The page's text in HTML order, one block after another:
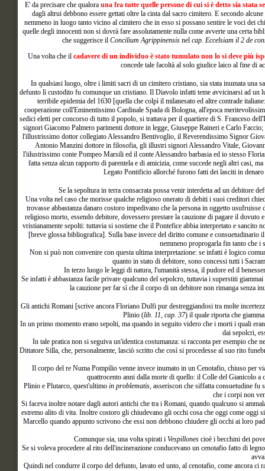
E' da precisare che qualora una fra tutte quelle persone di cui si è detto sia stata
dagli altrui debbono essere gettati oltre la cinta dal sacro cimitero. E secondo
nemmeno in luogo tanto vicino al cimitero che in esso si possano sentire le voci dei
quelle degli innocenti non si dovrà fare assolutamente nulla come avverte una certa
che suggerisce il Concilium Agrippinensis nel cap. Eccelsiam il 2 de
Una volta che il cadavere di un individuo è stato tumulato non lo si deve più
concede tale facoltà al solo giudice laico al fine di
In qualsiasi luogo, oltre i limiti sacri di un cimitero cristiano, sia stata inumata una
defunto lì custodito fu comunque un cristiano. Il Diavolo infatti teme avvicinarsi ad un
terribile epidemia del 1630 [quella che colpì il milanesato ed altre contrade
cooperazione coll'Eminentissimo Cardinale Spada di Bologna, all'epoca
sedici eletti per concorso di tutto il popolo, si trattava per il quartiere di S. Franceso
signori Giacomo Palmero parimenti dottore in legge, Giuseppe Raineri e Carlo
l'illustrissimo dottor collegiato Alessandro Bentivoglio, il Reverendissimo Signor
Antonio Manzini dottore in filosofia, gli illustri signori Alessandro Vitale,
l'iilustrissimo conte Pompeo Marsili ed il conte Alessandro barbasia ed io stesso
fatta senza alcun rapporto di parentela e di amicizia, come succede negli altri casi,
Legato Pontificio allorché furono fatti dei lasciti in
Se la sepoltura in terra consacrata possa venir interdetta ad un debitore
Una volta nel caso che morisse qualche religioso onerato di debiti i suoi creditori
trovasse abbastanza danaro costoro impedivano che la persona in oggetto
religioso morto, essendo debitore, dovessero prestare la cauzione di pagare il
vristianamente sepolti: tuttavia si sostiene che il Pontefice abbia interpretato e
[breve glossa bibliografica]. Sulla base invece del diritto comune e
nemmeno proprogarla fin tanto che
Non si può non convenire con questa ultima interpretazione: se infatti è logico
quanto in stato di debitore, sono concessi tutti i
In terzo luogo le leggi di natura, l'umanità stessa, il pudore ed il
Se infatti è abbastanza facile privare qualcuno del sepolcro, tuttavia i superstiti
la cauzione per far sì che il corpo di un debitore non rimanga senza
Gli antichi Romani [scrive ancora Floriano Dulfi pur destreggiandosi tra molte
Plinio(lib. 11, cap. 37) il quale riporta che
In un primo momento erano sepolti, ma quando in seguito videro che i morti i quali
dai sepolcri,
In tale pratica non si seguiva un'identica costumanza: si racconta per esempio
Dittatore Silla, che, personalmente, lasciò scritto che così si procedesse al suo rito
Il corpo del re Numa Pompilio venne invece inumato in un Cenotafio, chiuso per
quattrocento anni dalla morte di quello: il Colle del Gianicolo a
Plinio e Plutarco, quest'ultimo in problematis, asseriscon che siffatta consuetudine
che i corpi non
Si faceva inoltre notare dagli autori antichi che tra i Romani, quando qualcuno si
estremo alito di vita. Inoltre costoro gli chiudevano gli occhi cosa che oggi come oggi
Marcello quando appunto scrivono che essi non debbono chiudere gli occhi ai loro
Comunque sia, una volta spirati i Vespillones cioè i becchini dei
Se si voleva procedere al rito dell'incinerazione conducevano un cenotafio fatto di
Quindi nel condurre il corpo del defunto, lavato ed unto, al cenotafio, come ancora ci